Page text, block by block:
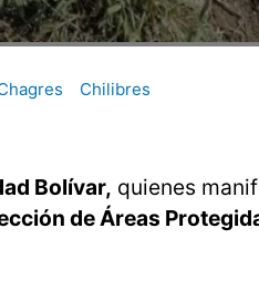
Chilibres
Bolívar, quienes
de Áreas